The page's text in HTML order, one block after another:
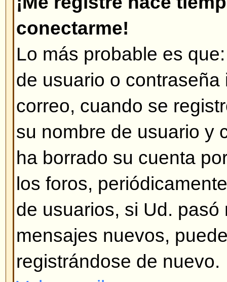
¡Mi idioma no está en la lista!
Ésto se puede deber a que el
instalado el paquete de su
nadie ha creado una traducción
(miles de personas se lo
la encontrá en el sitio Web del
el enlace que se encuentra al
Volver arriba
¿Cómo muestro una imagen
de usuario?
Hay dos tipos de imágenes
usuario, la primera corresponde
asociada con el número de